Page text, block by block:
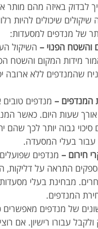
לבדוק באיזה מהם מותר
שיכולים להיות
של מנדפים למסעדות:
והשטח הפנוי – השיקול
מידות המקום והשטח
שהמנדפים ללא ארובה
המנדפים – מנדפים
שעות היום. כאשר
סיכוי גבוה יותר לכך שהם
עבור בעלי המסעדה.
חירום – מנדפים
התראה על דליקות,
מבחינת בעלי
המנדפים.
של מנדפים מאפשרים
עבורו רישיון. אם